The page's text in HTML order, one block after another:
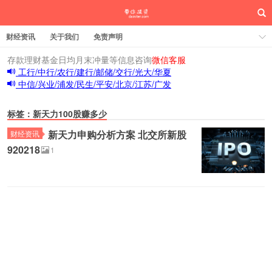
财经资讯 关于我们 免责声明
存款理财基金日均月末冲量等信息咨询微信客服
工行/中行/农行/建行/邮储/交行/光大/华夏
中信/兴业/浦发/民生/平安/北京/江苏/广发
标签：新天力100股赚多少
财经资讯
新天力申购分析方案 北交所新股
920218
1